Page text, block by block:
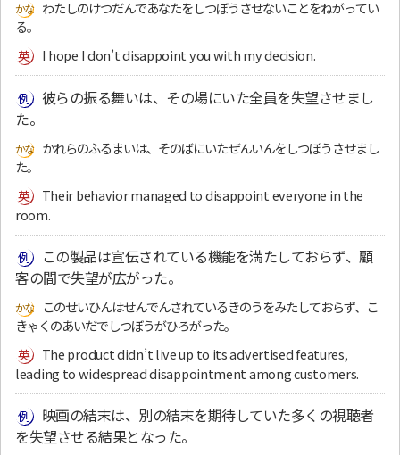
わたしのけつだんであなたをしつぼうさせないことをねがってい
る。
I hope I don’t disappoint you with my decision.
彼らの振る舞いは、その場にいた全員を失望させまし
た。
かれらのふるまいは、そのばにいたぜんいんをしつぼうさせまし
た。
Their behavior managed to disappoint everyone in the
room.
この製品は宣伝されている機能を満たしておらず、顧
客の間で失望が広がった。
このせいひんはせんでんされているきのうをみたしておらず、こ
きゃくのあいだでしつぼうがひろがった。
The product didn’t live up to its advertised features,
leading to widespread disappointment among customers.
映画の結末は、別の結末を期待していた多くの視聴者
を失望させる結果となった。